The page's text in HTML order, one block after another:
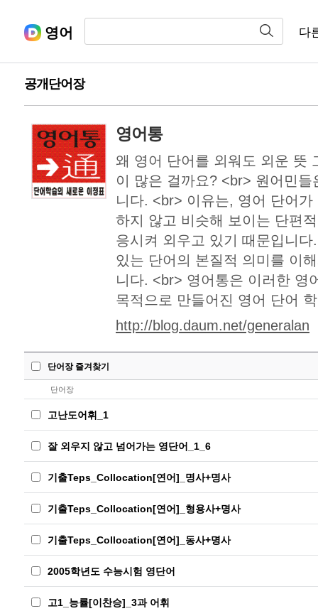
영어 다
공개단어장
영어통
왜 영어 단어를 외워도 외운 뜻
이 많은 걸까요? <br> 원어민
니다. <br> 이유는, 영어 단어
하지 않고 비슷해 보이는 단편
응시켜 외우고 있기 때문입니
있는 단어의 본질적 의미를 이
니다. <br> 영어통은 이러한 영
목적으로 만들어진 영어 단어
http://blog.daum.net/generalan
단어장 즐겨찾기
단어장
고난도어휘_1
잘 외우지 않고 넘어가는 영단어_1_6
기출Teps_Collocation[연어]_명사+명사
기출Teps_Collocation[연어]_형용사+명사
기출Teps_Collocation[연어]_동사+명사
2005학년도 수능시험 영단어
고1_능률[이찬승]_3과 어휘